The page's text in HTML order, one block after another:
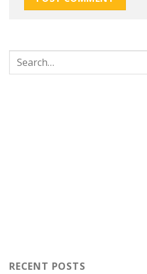
RECENT POSTS